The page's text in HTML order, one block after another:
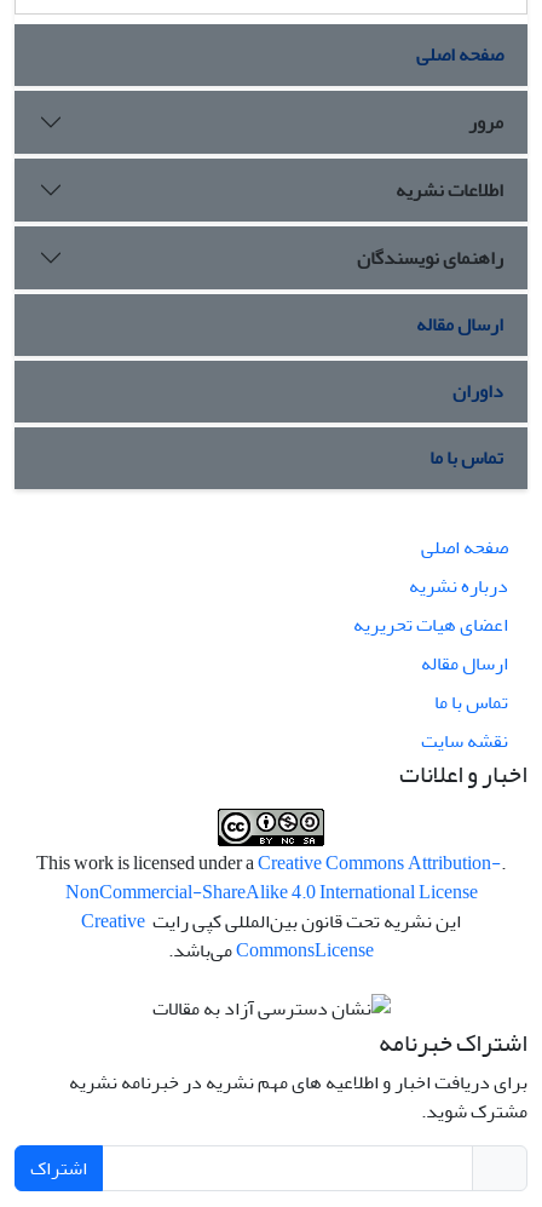
صفحه اصلی
مرور
اطلاعات نشریه
راهنمای نویسندگان
ارسال مقاله
داوران
تماس با ما
صفحه اصلی
درباره نشریه
اعضای هیات تحریریه
ارسال مقاله
تماس با ما
نقشه سایت
اخبار و اعلانات
.This work is licensed under a
Creative Commons Attribution-
NonCommercial-ShareAlike 4.0 International License
این نشریه تحت قانون بین‌المللی کپی رایت Creative
CommonsLicense می‌باشد.
اشتراک خبرنامه
برای دریافت اخبار و اطلاعیه های مهم نشریه در خبرنامه نشریه
مشترک شوید.
اشتراک